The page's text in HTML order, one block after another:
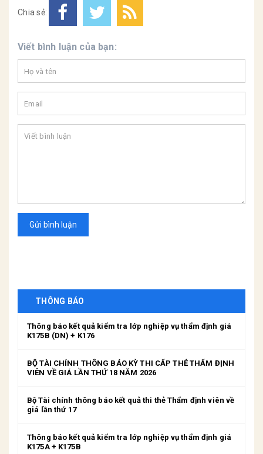
Chia sẻ:
Viết bình luận của bạn:
Gửi bình luận
THÔNG BÁO
Thông báo kết quả kiểm tra lớp nghiệp vụ thẩm định giá
K175B (DN) + K176
BỘ TÀI CHÍNH THÔNG BÁO KỲ THI CẤP THẺ THẨM ĐỊNH
VIÊN VỀ GIÁ LẦN THỨ 18 NĂM 2026
Bộ Tài chính thông báo kết quả thi thẻ Thẩm định viên về
giá lần thứ 17
Thông báo kết quả kiểm tra lớp nghiệp vụ thẩm định giá
K175A + K175B